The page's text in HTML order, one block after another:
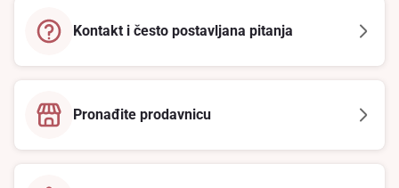
Kontakt i često postavljana pitanja
Pronađite prodavnicu